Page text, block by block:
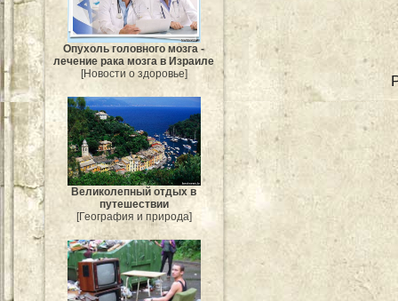
Опухоль головного мозга -
лечение рака мозга в Израиле
[Новости о здоровье]
Великолепный отдых в
путешествии
[География и природа]